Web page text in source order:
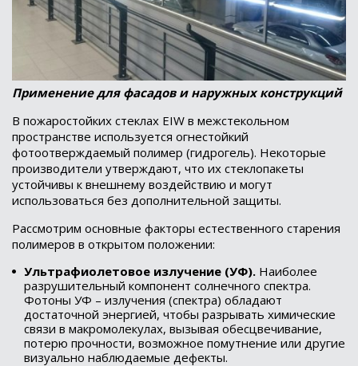
Применение для фасадов и наружных конструкций
В пожаростойких стеклах EIW в межстекольном
пространстве используется огнестойкий
фотоотверждаемый полимер (гидрогель). Некоторые
производители утверждают, что их стеклопакеты
устойчивы к внешнему воздействию и могут
использоваться без дополнительной защиты.
Рассмотрим основные факторы естественного старения
полимеров в открытом положении:
Ультрафиолетовое излучение (УФ). Наиболее
разрушительный компонент солнечного спектра.
Фотоны УФ – излучения (спектра) обладают
достаточной энергией, чтобы разрывать химические
связи в макромолекулах, вызывая обесцвечивание,
потерю прочности, возможное помутнение или другие
визуально наблюдаемые дефекты.